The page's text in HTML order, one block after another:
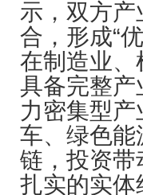
示，双方
合，形成“
在制造业
具备完整
力密集型
车、绿色
链，投资
扎实的实